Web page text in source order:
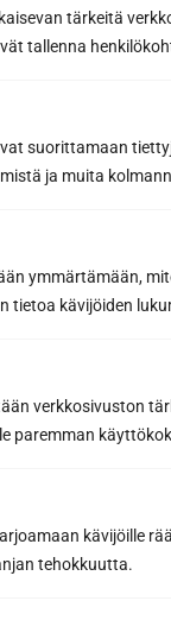
tärkeitä
tallenna
suorittamaan
ja muita
ymmärtämään,
tietoa kävijöiden
verkkosivuston
paremman
kävijöille
tehokkuutta.
Avhämtning av
eller enligt